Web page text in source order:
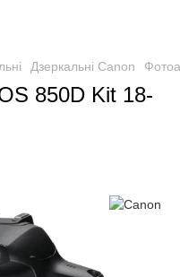
Дзеркальні Canon
850D Kit 18-